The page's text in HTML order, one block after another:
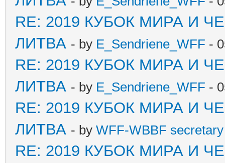
RE: 2019 КУБОК МИРА И
ЛИТВА - by E_Sendriene_WFF -
RE: 2019 КУБОК МИРА И
ЛИТВА - by E_Sendriene_WFF -
RE: 2019 КУБОК МИРА И
ЛИТВА - by WFF-WBBF
RE: 2019 КУБОК МИРА И